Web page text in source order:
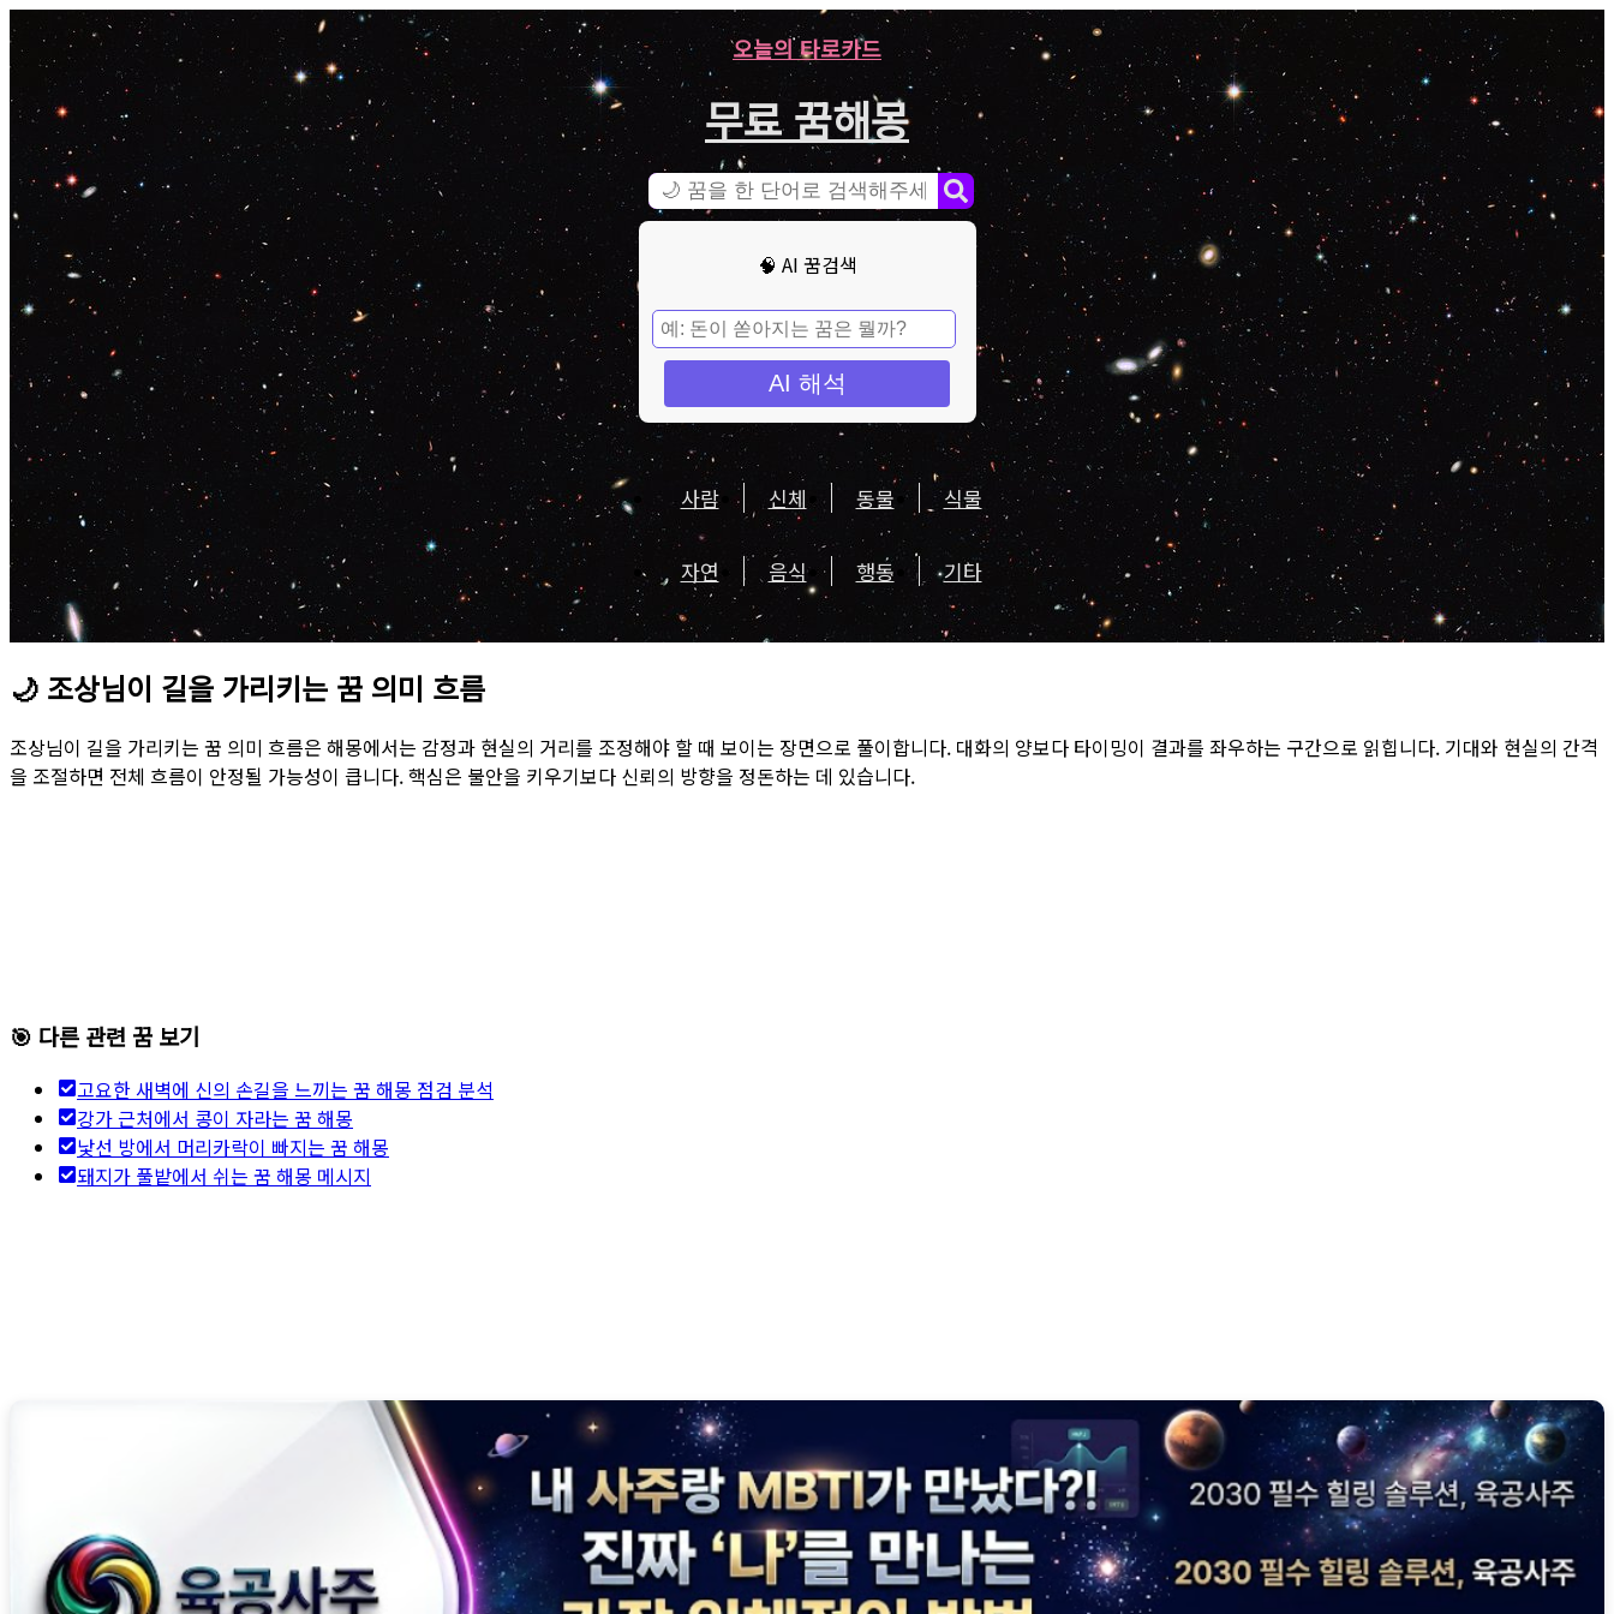
오늘의 타로카드
무료 꿈해몽
🧠 AI 꿈검색
AI 해석
사람 신체 동물 식물
자연 음식 행동 기타
🌙 조상님이 길을 가리키는 꿈 의미 흐름
조상님이 길을 가리키는 꿈 의미 흐름은 해몽에서는 감정과 현실의 거리를 조정해야 할 때 보이는 장면으로 풀이합니다. 대화의 양보다 타이밍이 결과를 좌우하는 구간으로 읽힙니다. 기대와 현실의 간격
을 조절하면 전체 흐름이 안정될 가능성이 큽니다. 핵심은 불안을 키우기보다 신뢰의 방향을 정돈하는 데 있습니다.
🎯 다른 관련 꿈 보기
고요한 새벽에 신의 손길을 느끼는 꿈 해몽 점검 분석
강가 근처에서 콩이 자라는 꿈 해몽
낯선 방에서 머리카락이 빠지는 꿈 해몽
돼지가 풀밭에서 쉬는 꿈 해몽 메시지